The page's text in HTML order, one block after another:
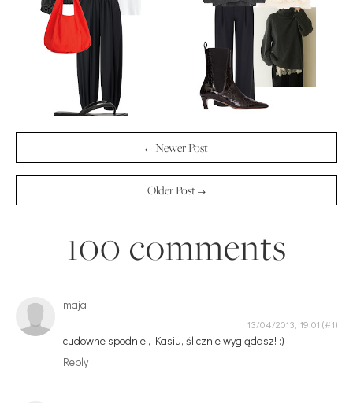
← Newer Post
Older Post →
100 comments
maja
13/04/2013, 19:01
cudowne spodnie , Kasiu, ślicznie wyglądasz! :)
Reply